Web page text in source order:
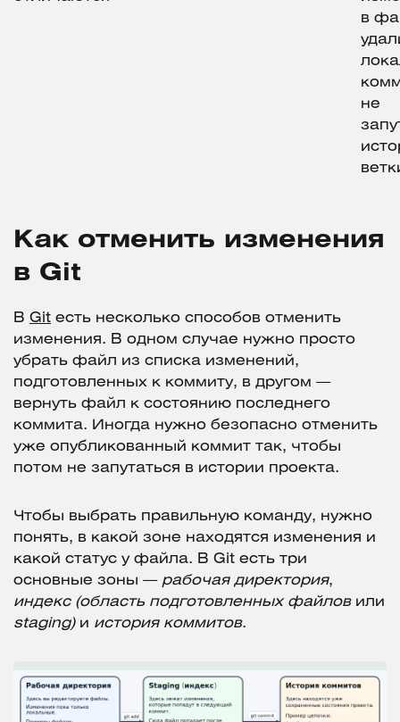
в
не
Как отменить изменения
в Git
В Git есть несколько способов отменить
изменения. В одном случае нужно просто
убрать файл из списка изменений,
подготовленных к коммиту, в другом —
вернуть файл к состоянию последнего
коммита. Иногда нужно безопасно отменить
уже опубликованный коммит так, чтобы
потом не запутаться в истории проекта.
Чтобы выбрать правильную команду, нужно
понять, в какой зоне находятся изменения и
какой статус у файла. В Git есть три
основные зоны — рабочая директория,
индекс (область подготовленных файлов или
staging)и история коммитов.